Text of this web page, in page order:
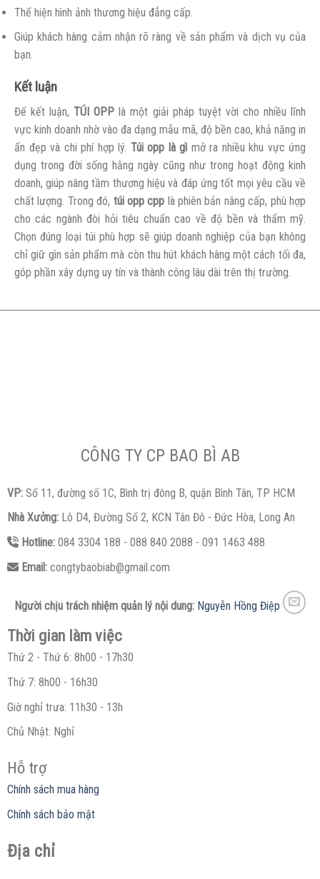
Thể hiện hình ảnh thương hiệu đẳng cấp.
Giúp khách hàng cảm nhận rõ ràng về sản phẩm và dịch vụ của
bạn.
Kết luận
Để kết luận,TÚI OPP là một giải pháp tuyệt vời cho nhiều lĩnh
vực kinh doanh nhờ vào đa dạng mẫu mã, độ bền cao, khả năng in
ấn đẹp và chi phí hợp lý. Túi opp là gì mở ra nhiều khu vực ứng
dụng trong đời sống hằng ngày cũng như trong hoạt động kinh
doanh, giúp nâng tầm thương hiệu và đáp ứng tốt mọi yêu cầu về
chất lượng. Trong đó, túi opp cpp là phiên bản nâng cấp, phù hợp
cho các ngành đòi hỏi tiêu chuẩn cao về độ bền và thẩm mỹ.
Chọn đúng loại túi phù hợp sẽ giúp doanh nghiệp của bạn không
chỉ giữ gìn sản phẩm mà còn thu hút khách hàng một cách tối đa,
góp phần xây dựng uy tín và thành công lâu dài trên thị trường.
CÔNG TY CP BAO BÌ AB
VP: Số 11, đường số 1C, Bình trị đông B, quận Bình Tân, TP HCM
Nhà Xưởng: Lô D4, Đường Số 2, KCN Tân Đô - Đức Hòa, Long An
Hotline:084 3304 188 - 088 840 2088 - 091 1463 488
Email:congtybaobiab@gmail.com
Người chịu trách nhiệm quản lý nội dung: Nguyễn Hồng Điệp
Thời gian làm việc
Thứ 2 - Thứ 6: 8h00 - 17h30
Thứ 7: 8h00 - 16h30
Giờ nghỉ trưa: 11h30 - 13h
Chủ Nhật: Nghỉ
Hỗ trợ
Chính sách mua hàng
Chính sách bảo mật
Địa chỉ